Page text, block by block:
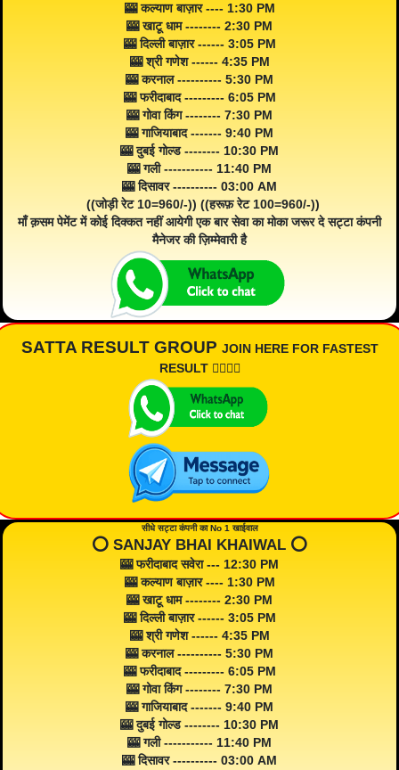
🎰 कल्याण बाज़ार ---- 1:30 PM
🎰 खाटू धाम -------- 2:30 PM
🎰 दिल्ली बाज़ार ------ 3:05 PM
🎰 श्री गणेश ------ 4:35 PM
🎰 करनाल ---------- 5:30 PM
🎰 फरीदाबाद --------- 6:05 PM
🎰 गोवा किंग -------- 7:30 PM
🎰 गाजियाबाद ------- 9:40 PM
🎰 दुबई गोल्ड -------- 10:30 PM
🎰 गली ----------- 11:40 PM
🎰 दिसावर ---------- 03:00 AM
((जोड़ी रेट 10=960/-)) ((हरूफ़ रेट 100=960/-))
माँ क़सम पेमेंट में कोई दिक्कत नहीं आयेगी एक बार सेवा का मोका जरूर दे सट्टा कंपनी
मैनेजर की ज़िम्मेवारी है
SATTA RESULT GROUP JOIN HERE FOR FASTEST
RESULT 👇🏾👇🏾
सीधे सट्टा कंपनी का No 1 खाईवाल
⭕️ SANJAY BHAI KHAIWAL ⭕️
🎰 फरीदाबाद सवेरा --- 12:30 PM
🎰 कल्याण बाज़ार ---- 1:30 PM
🎰 खाटू धाम -------- 2:30 PM
🎰 दिल्ली बाज़ार ------ 3:05 PM
🎰 श्री गणेश ------ 4:35 PM
🎰 करनाल ---------- 5:30 PM
🎰 फरीदाबाद --------- 6:05 PM
🎰 गोवा किंग -------- 7:30 PM
🎰 गाजियाबाद ------- 9:40 PM
🎰 दुबई गोल्ड -------- 10:30 PM
🎰 गली ----------- 11:40 PM
🎰 दिसावर ---------- 03:00 AM